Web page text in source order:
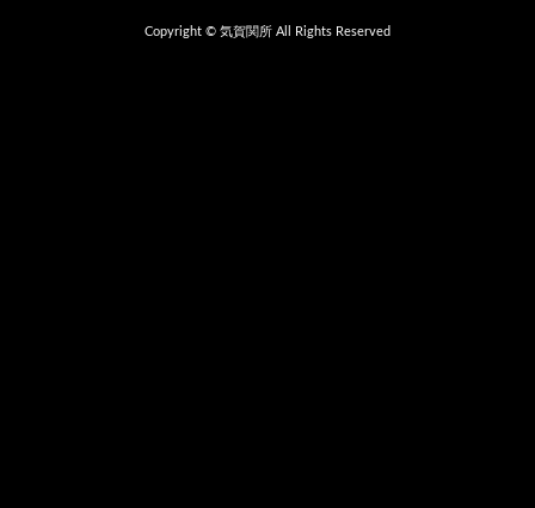
Copyright © 気賀関所 All Rights Reserved